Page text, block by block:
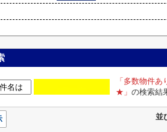
「多数物件
★」 の検索結
並